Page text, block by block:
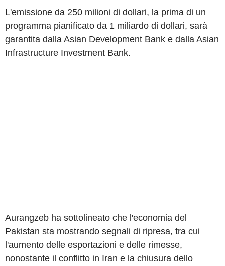
L'emissione da 250 milioni di dollari, la prima di un
programma pianificato da 1 miliardo di dollari, sarà
garantita dalla Asian Development Bank e dalla Asian
Infrastructure Investment Bank.
Aurangzeb ha sottolineato che l'economia del
Pakistan sta mostrando segnali di ripresa, tra cui
l'aumento delle esportazioni e delle rimesse,
nonostante il conflitto in Iran e la chiusura dello